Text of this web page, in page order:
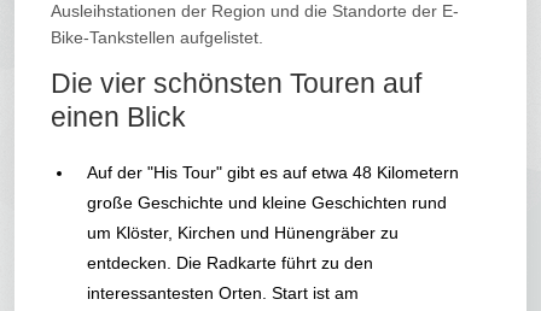
Ausleihstationen der Region und die Standorte der E-
Bike-Tankstellen aufgelistet.
Die vier schönsten Touren auf
einen Blick
Auf der "His Tour" gibt es auf etwa 48 Kilometern
große Geschichte und kleine Geschichten rund
um Klöster, Kirchen und Hünengräber zu
entdecken. Die Radkarte führt zu den
interessantesten Orten. Start ist am